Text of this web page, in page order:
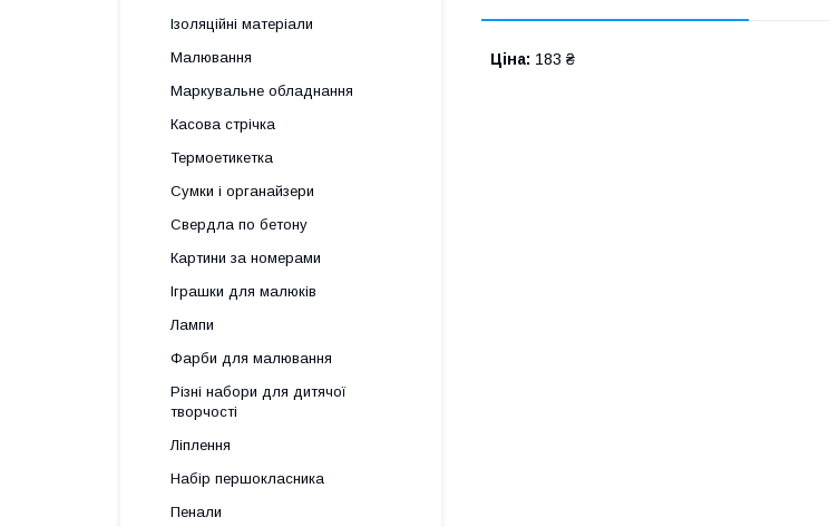
Ціна: 183 ₴
Ізоляційні матеріали
Малювання
Маркувальне обладнання
Касова стрічка
Термоетикетка
Сумки і органайзери
Свердла по бетону
Картини за номерами
Іграшки для малюків
Лампи
Фарби для малювання
Різні набори для дитячої
творчості
Ліплення
Набір першокласника
Пенали